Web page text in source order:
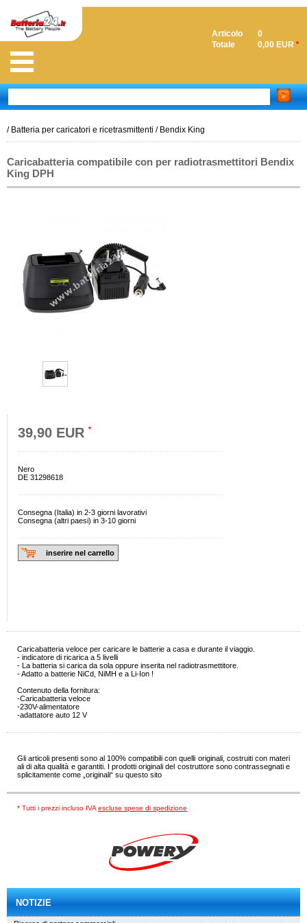
/ Batteria per caricatori e ricetrasmittenti / Bendix King
Caricabatteria compatibile con per radiotrasmettitori Bendix
King DPH
39,90 EUR *
Nero
DE 31298618
Consegna (Italia) in 2-3 giorni lavorativi
Consegna (altri paesi) in 3-10 giorni
inserire nel carrello
Caricabatteria veloce per caricare le batterie a casa e durante il viaggio.
- indicatore di ricarica a 5 livelli
- La batteria si carica da sola oppure inserita nel radiotrasmettitore.
- Adatto a batterie NiCd, NiMH e a Li-Ion !
Contenuto della fornitura:
-Caricabatteria veloce
-230V-alimentatore
-adattatore auto 12 V
Gli articoli presenti sono al 100% compatibili con quelli originali, costruiti con materi
ali di alta qualità e garantiti. I prodotti originali del costruttore sono contrassegnati e
splicitamente come „originali“ su questo sito
* Tutti i prezzi incluso IVA escluse spese di spedizione
Articolo
0
Totale
0,00 EUR *
NOTIZIE